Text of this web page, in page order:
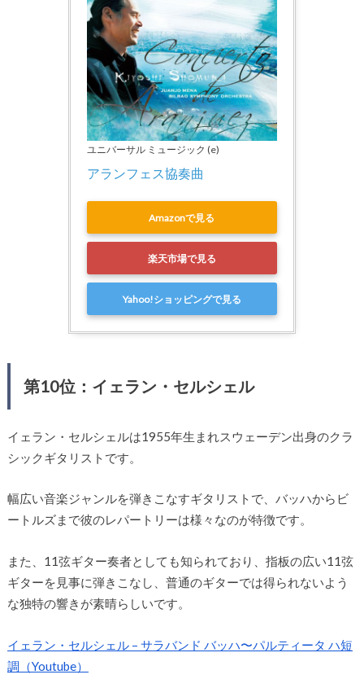
ユニバーサル ミュージック (e)
アランフェス協奏曲
Amazonで見る
楽天市場で見る
Yahoo!ショッピングで見る
第10位：イェラン・セルシェル
イェラン・セルシェルは1955年生まれスウェーデン出身のクラ
シックギタリストです。
幅広い音楽ジャンルを弾きこなすギタリストで、バッハからビ
ートルズまで彼のレパートリーは様々なのが特徴です。
また、11弦ギター奏者としても知られており、指板の広い11弦
ギターを見事に弾きこなし、普通のギターでは得られないよう
な独特の響きが素晴らしいです。
イェラン・セルシェル – サラバンド バッハ〜パルティータ ハ短
調（Youtube）